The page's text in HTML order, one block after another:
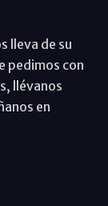
lleva de su
pedimos con
llévanos
en